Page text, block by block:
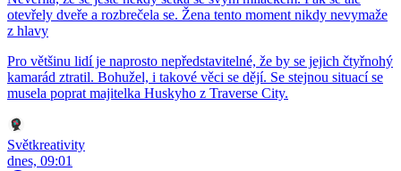
otevřely dveře a rozbrečela se. Žena tento moment nikdy nevymaže
z hlavy
Pro většinu lidí je naprosto nepředstavitelné, že by se jejich čtyřnohý
kamarád ztratil. Bohužel, i takové věci se dějí. Se stejnou situací se
musela poprat majitelka Huskyho z Traverse City.
Světkreativity
dnes, 09:01